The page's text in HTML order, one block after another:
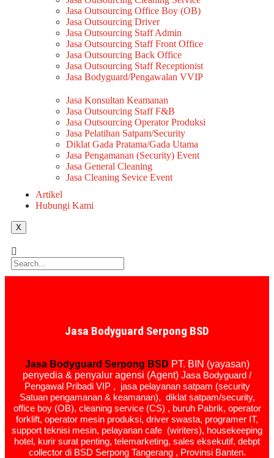
Jasa Outsourcing Office Boy (OB)
Jasa Outsourcing Driver
Jasa Outsourcing Staff Admin
Jasa Outsourcing Staff Front Office
Jasa Outsourcing Back Office
Jasa Outsourcing Staff Receptionist
Jasa Bodyguard/Pengawalan VVIP
Jasa Konsultan Keamanan
Jasa Outsourcing Staff F&B
Jasa Outsourcing Operator Produksi
Jasa Pelatihan Satpam/Security
Diklat Gada Pratama/Gada Utama
Jasa Pengamanan (Security) Event
Jasa General Cleaning
Jasa Cleaning Sevice Event
Artikel
Hubungi Kami
X
Jasa Bodyguard Serpong BSD
Jasa Bodyguard Serpong BSD PT. BIN (yayasan)
penyedia & penyalur agensi (Agent) Jasa Bodyguard /
Pengawal Pribadi VIP , jasa pelayanan satpam (security
Satuan pengamanan & keamanan), diklat satpam/security,
office boy (OB), cleaning service (CS) , buruh Pabrik, operator
forklift, operator mesin produksi, driver swasta, programer IT,
support teknisi mesin, pelayanan cafe (wiriters), housekeeping
hotel, kurir surat penting, telemarketing, sales eksekutif, debpt
collector di BSD Serpong Tangerang , Provinsi Banten.